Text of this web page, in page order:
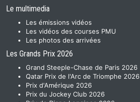
Le multimedia
Les émissions vidéos
Les vidéos des courses PMU
Les photos des arrivées
Les Grands Prix 2026
Grand Steeple-Chase de Paris 2026
Qatar Prix de l'Arc de Triomphe 2026
Prix d'Amérique 2026
Prix du Jockey Club 2026